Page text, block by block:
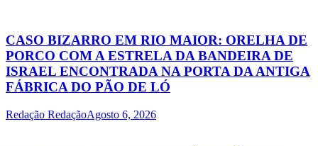
CASO BIZARRO EM RIO MAIOR: ORELHA DE
PORCO COM A ESTRELA DA BANDEIRA DE
ISRAEL ENCONTRADA NA PORTA DA ANTIGA
FÁBRICA DO PÃO DE LÓ
Redação RedaçãoAgosto 6, 2026